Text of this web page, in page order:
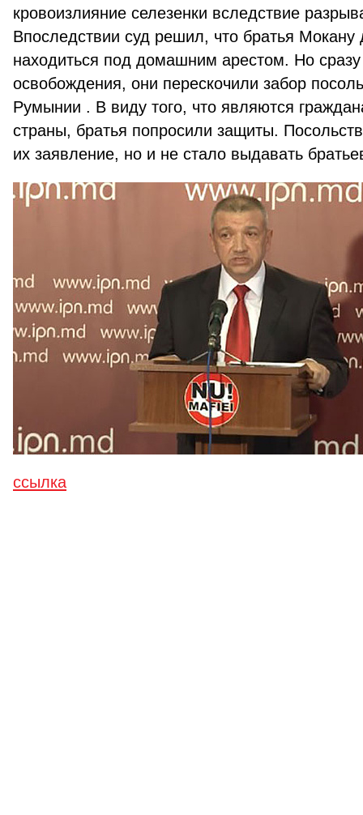
кровоизлияние селезенки вследствие
Впоследствии суд решил, что братья
находиться под домашним арестом. Но
освобождения, они перескочили забор
Румынии . В виду того, что являются
страны, братья попросили защиты.
их заявление, но и не стало выдавать
ссылка